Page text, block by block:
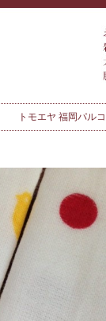
トモエヤ 福岡パル